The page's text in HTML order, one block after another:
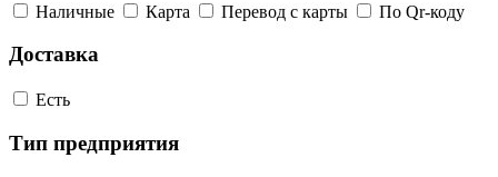
Наличные Карта Перевод с карты По Qr-коду
Доставка
Есть
Тип предприятия